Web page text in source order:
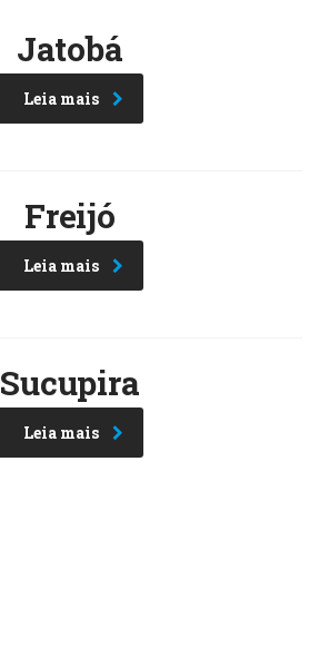
Jatobá
Leia mais
Freijó
Leia mais
Sucupira
Leia mais